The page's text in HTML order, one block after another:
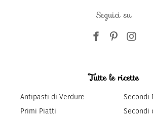
Seguici su
Tutte le ricette
Antipasti di Verdure
Primi Piatti
Secondi
Secondi